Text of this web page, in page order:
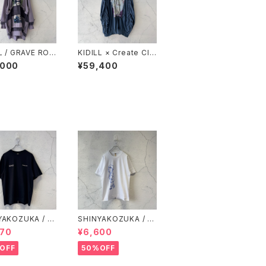
/ GRAVE ROB
SW
GREY
KIDILL × Create Clai
r / LOVERS SMOCKI
NG PULLOVER SWE
¥59,400
/ O
S/S TEE(IS
/ BLACK
SHINYAKOZUKA / B
OY AND GIRL / WHI
TE
¥6,600
50%OFF